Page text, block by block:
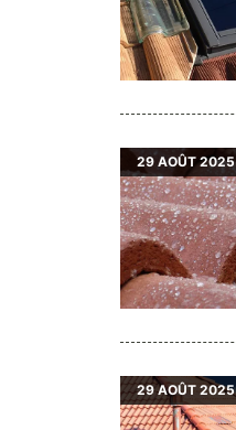
29 AOÛT 2025
29AOÛT 2025